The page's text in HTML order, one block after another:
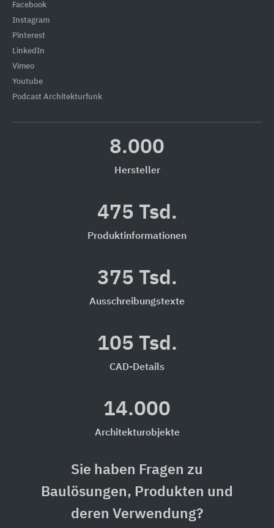
Facebook
Instagram
Pinterest
LinkedIn
Vimeo
Youtube
Podcast Architekturfunk
8.000
Hersteller
475 Tsd.
Produktinformationen
375 Tsd.
Ausschreibungstexte
105 Tsd.
CAD-Details
14.000
Architekturobjekte
Sie haben Fragen zu
Baulösungen, Produkten und
deren Verwendung?